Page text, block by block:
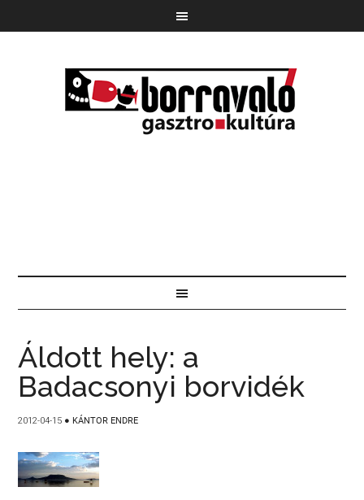
Áldott hely: a
Badacsonyi borvidék
2012-04-15 ● KÁNTOR ENDRE